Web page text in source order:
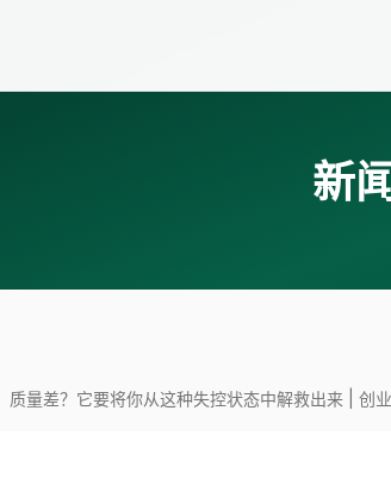
新
质量差？它要将你从这种失控状态中解救出来 | 创业